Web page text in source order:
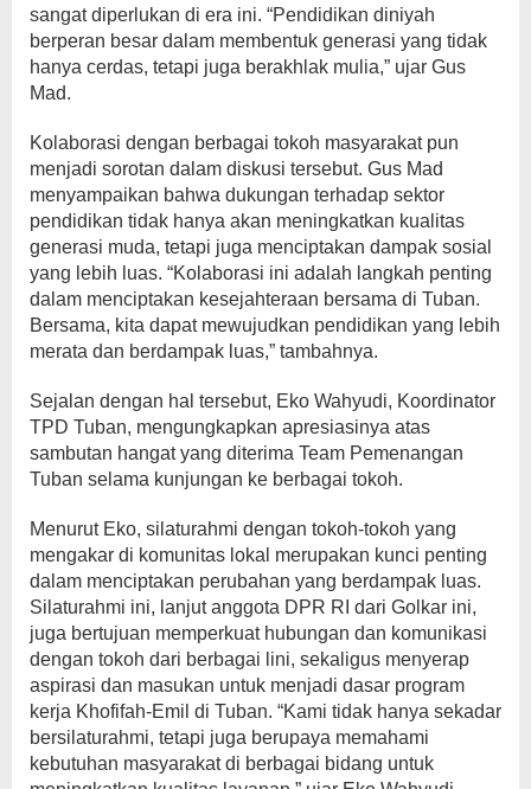
sangat diperlukan di era ini. “Pendidikan diniyah
berperan besar dalam membentuk generasi yang tidak
hanya cerdas, tetapi juga berakhlak mulia,” ujar Gus
Mad.
Kolaborasi dengan berbagai tokoh masyarakat pun
menjadi sorotan dalam diskusi tersebut. Gus Mad
menyampaikan bahwa dukungan terhadap sektor
pendidikan tidak hanya akan meningkatkan kualitas
generasi muda, tetapi juga menciptakan dampak sosial
yang lebih luas. “Kolaborasi ini adalah langkah penting
dalam menciptakan kesejahteraan bersama di Tuban.
Bersama, kita dapat mewujudkan pendidikan yang lebih
merata dan berdampak luas,” tambahnya.
Sejalan dengan hal tersebut, Eko Wahyudi, Koordinator
TPD Tuban, mengungkapkan apresiasinya atas
sambutan hangat yang diterima Team Pemenangan
Tuban selama kunjungan ke berbagai tokoh.
Menurut Eko, silaturahmi dengan tokoh-tokoh yang
mengakar di komunitas lokal merupakan kunci penting
dalam menciptakan perubahan yang berdampak luas.
Silaturahmi ini, lanjut anggota DPR RI dari Golkar ini,
juga bertujuan memperkuat hubungan dan komunikasi
dengan tokoh dari berbagai lini, sekaligus menyerap
aspirasi dan masukan untuk menjadi dasar program
kerja Khofifah-Emil di Tuban. “Kami tidak hanya sekadar
bersilaturahmi, tetapi juga berupaya memahami
kebutuhan masyarakat di berbagai bidang untuk